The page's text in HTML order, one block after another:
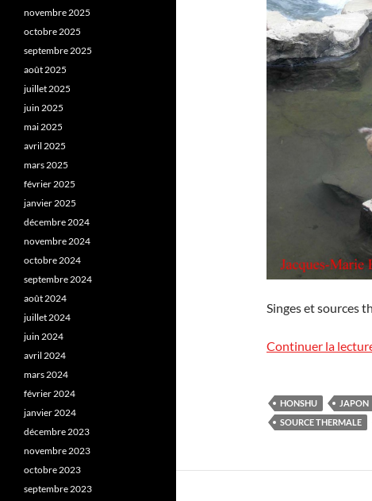
Singes et sources
Continuer la
HONSHU JAPON
SOURCE THERMALE
novembre 2025
octobre 2025
septembre 2025
août 2025
juillet 2025
juin 2025
mai 2025
avril 2025
mars 2025
février 2025
janvier 2025
décembre 2024
novembre 2024
octobre 2024
septembre 2024
août 2024
juillet 2024
juin 2024
avril 2024
mars 2024
février 2024
janvier 2024
décembre 2023
novembre 2023
octobre 2023
septembre 2023